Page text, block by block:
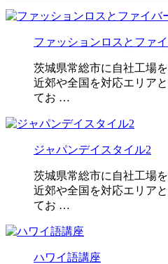
ファッションロスとファ
茨城県常総市に自社工場
近郊や全国を対応エリア
てお …
ジャパンデイスタイル2
茨城県常総市に自社工場
近郊や全国を対応エリア
てお …
ハワイ語講座